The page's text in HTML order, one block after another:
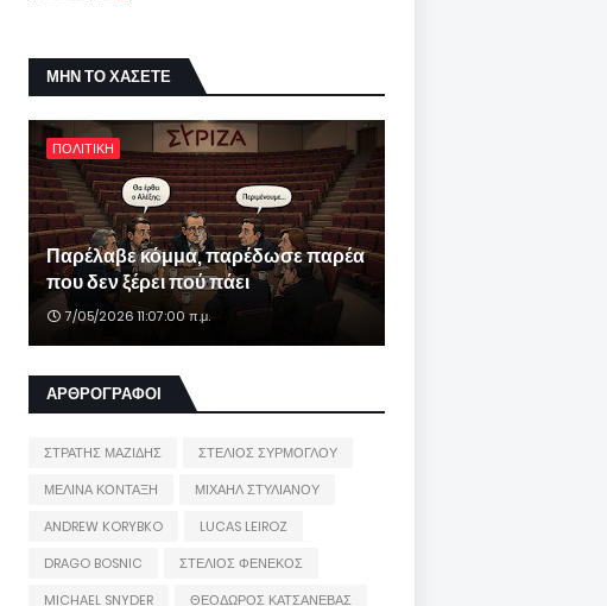
ΜΗΝ ΤΟ ΧΑΣΕΤΕ
ΠΟΛΙΤΙΚΗ
Παρέλαβε κόμμα, παρέδωσε παρέα
που δεν ξέρει πού πάει
7/05/2026 11:07:00 π.μ.
ΑΡΘΡΟΓΡΑΦΟΙ
ΣΤΡΑΤΗΣ ΜΑΖΙΔΗΣ
ΣΤΕΛΙΟΣ ΣΥΡΜΟΓΛΟΥ
ΜΕΛΙΝΑ ΚΟΝΤΑΞΗ
ΜΙΧΑΗΛ ΣΤΥΛΙΑΝΟΥ
ANDREW KORYBKO
LUCAS LEIROZ
DRAGO BOSNIC
ΣΤΕΛΙΟΣ ΦΕΝΕΚΟΣ
MICHAEL SNYDER
ΘΕΟΔΩΡΟΣ ΚΑΤΣΑΝΕΒΑΣ